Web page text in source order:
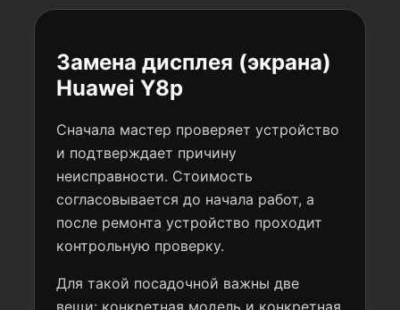
Замена дисплея (экрана)
Huawei Y8p
Сначала мастер проверяет устройство
и подтверждает причину
неисправности. Стоимость
согласовывается до начала работ, а
после ремонта устройство проходит
контрольную проверку.
Для такой посадочной важны две